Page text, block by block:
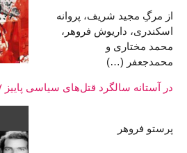
از مرگِ مجید شریف، پروانه
اسکندری، داریوش فروهر،
محمد مختاری و
محمدجعفر (…)
در آستانه سالگرد قتل‌های سیاسی پاییز ۷۷
پرستو فروهر